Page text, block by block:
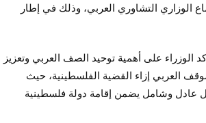
الوزاري التشاوري العربي، وذلك في إطار
الوزراء على أهمية توحيد الصف العربي وتعزيز
العربي إزاء القضية الفلسطينية، حيث
عادل وشامل يضمن إقامة دولة فلسطينية